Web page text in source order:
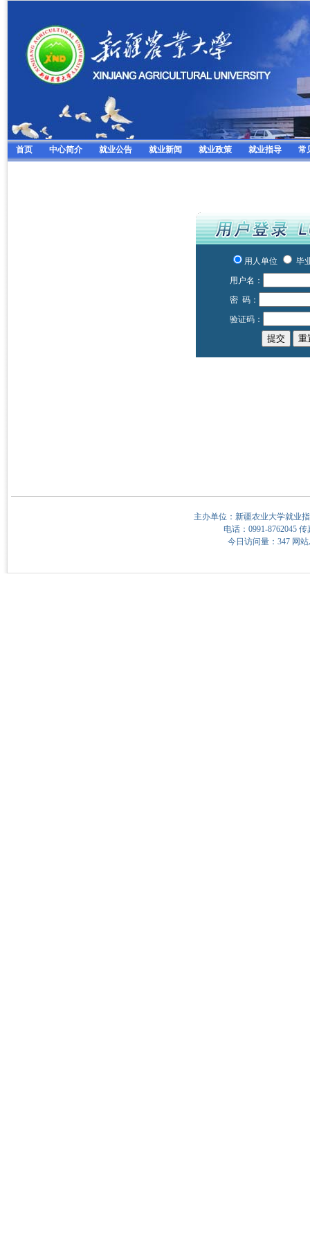
首页 中心简介 就业公告 就业新闻 就业政策 就业指导 常
用人单位
毕
用户名：
密 码：
验证码：
主办单位：新疆农业大学就业
电话：0991-8762045
今日访问量：347 网